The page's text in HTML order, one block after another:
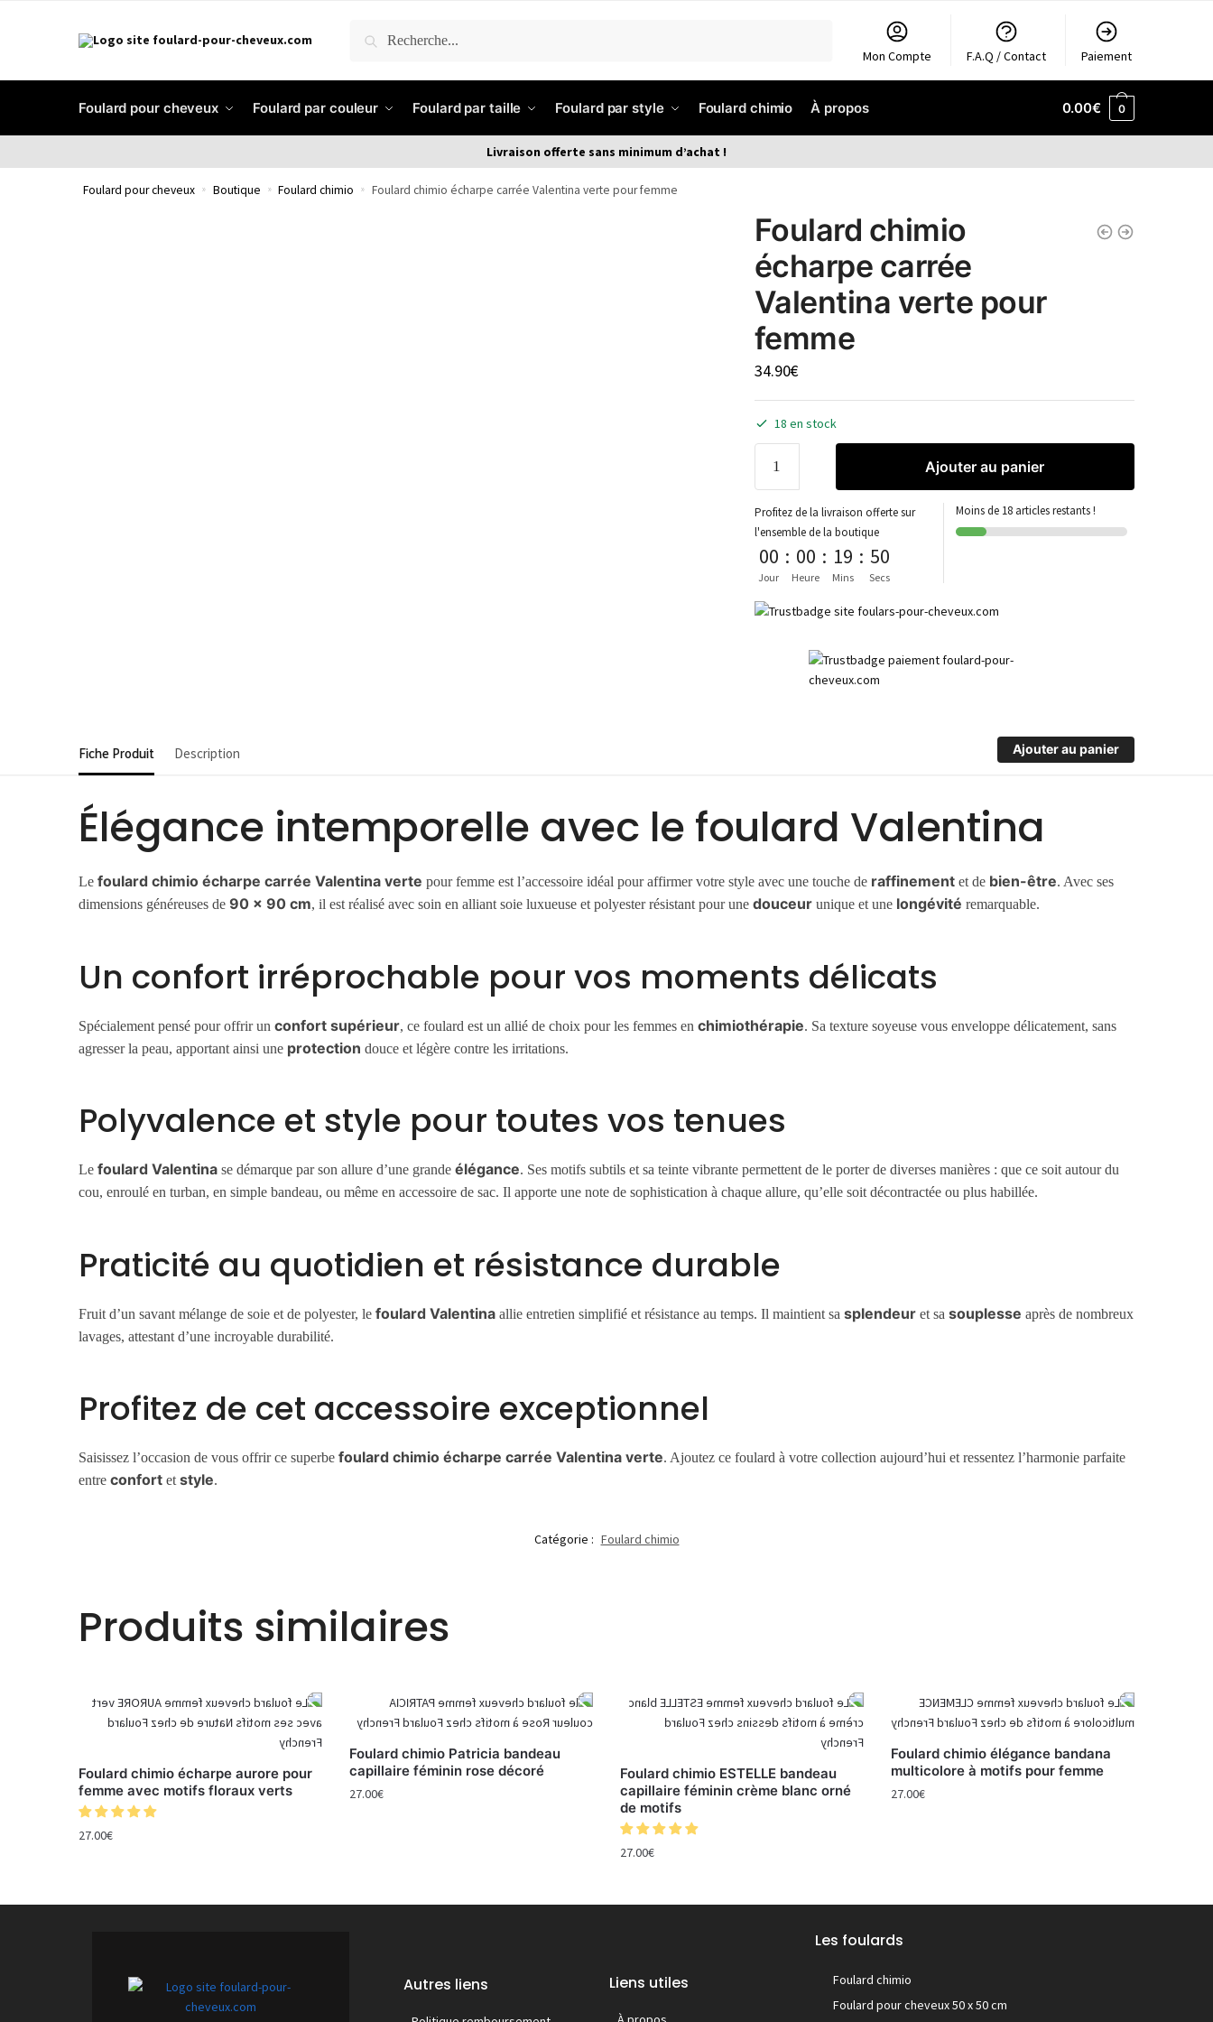
RECHERCHE
Mon Compte F.A.Q / Contact Paiement
Foulard pour cheveux Foulard par couleur Foulard par taille Foulard par style Foulard chimio À propos 0.00€ 0
Livraison offerte sans minimum d’achat !
Foulard pour cheveux » Boutique » Foulard chimio » Foulard chimio écharpe carrée Valentina verte pour femme
Foulard chimio
écharpe carrée
Valentina verte pour
femme
34.90€
18 en stock
Ajouter au panier
Profitez de la livraison offerte sur
l'ensemble de la boutique
00
Jour
: 00
Heure
: 19
Mins
: 50
Secs
Moins de 18 articles restants !
Fiche Produit Description Ajouter au panier
Élégance intemporelle avec le foulard Valentina
Lefoulard chimio écharpe carrée Valentina verte pour femme est l’accessoire idéal pour affirmer votre style avec une touche de raffinement et de bien-être. Avec ses
dimensions généreuses de90 x 90 cm, il est réalisé avec soin en alliant soie luxueuse et polyester résistant pour unedouceur unique et une longévité remarquable.
Un confort irréprochable pour vos moments délicats
Spécialement pensé pour offrir unconfort supérieur, ce foulard est un allié de choix pour les femmes enchimiothérapie. Sa texture soyeuse vous enveloppe délicatement, sans
agresser la peau, apportant ainsi une protection douce et légère contre les irritations.
Polyvalence et style pour toutes vos tenues
Lefoulard Valentina se démarque par son allure d’une grandeélégance. Ses motifs subtils et sa teinte vibrante permettent de le porter de diverses manières : que ce soit autour du
cou, enroulé en turban, en simple bandeau, ou même en accessoire de sac. Il apporte une note de sophistication à chaque allure, qu’elle soit décontractée ou plus habillée.
Praticité au quotidien et résistance durable
Fruit d’un savant mélange de soie et de polyester, lefoulard Valentina allie entretien simplifié et résistance au temps. Il maintient sasplendeur et sasouplesse après de nombreux
lavages, attestant d’une incroyable durabilité.
Profitez de cet accessoire exceptionnel
Saisissez l’occasion de vous offrir ce superbefoulard chimio écharpe carrée Valentina verte. Ajoutez ce foulard à votre collection aujourd’hui et ressentez l’harmonie parfaite
entreconfort etstyle.
Catégorie : Foulard chimio
Produits similaires
Foulard chimio écharpe aurore pour
femme avec motifs floraux verts
27.00€
Foulard chimio Patricia bandeau
capillaire féminin rose décoré
27.00€
Foulard chimio ESTELLE bandeau
capillaire féminin crème blanc orné
de motifs
27.00€
Foulard chimio élégance bandana
multicolore à motifs pour femme
27.00€
Autres liens Liens utiles
Les foulards
Foulard chimio
Foulard pour cheveux 50 x 50 cm